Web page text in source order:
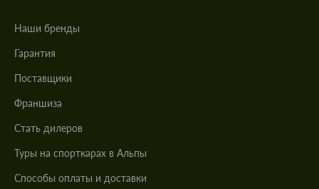
Наши бренды
Гарантия
Поставщики
Франшиза
Стать дилеров
Туры на спорткарах в Альпы
Cпособы оплаты и доставки